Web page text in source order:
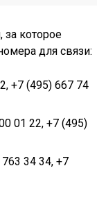
за которое
для связи:
+7 (495) 667 74
01 22, +7 (495)
34 34, +7